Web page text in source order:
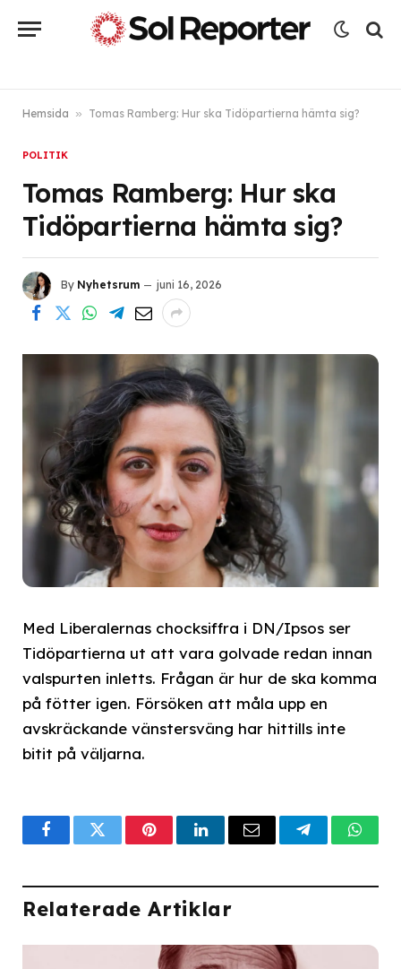
Hemsida » Tomas Ramberg: Hur ska Tidöpartierna hämta sig?
POLITIK
Tomas Ramberg: Hur ska
Tidöpartierna hämta sig?
By Nyhetsrum juni 16, 2026
Med Liberalernas chocksiffra i DN/Ipsos ser
Tidöpartierna ut att vara golvade redan innan
valspurten inletts. Frågan är hur de ska komma
på fötter igen. Försöken att måla upp en
avskräckande vänstersväng har hittills inte
bitit på väljarna.
FacebookTwitterPinterestLinkedInEmail Telegram
Relaterade Artiklar